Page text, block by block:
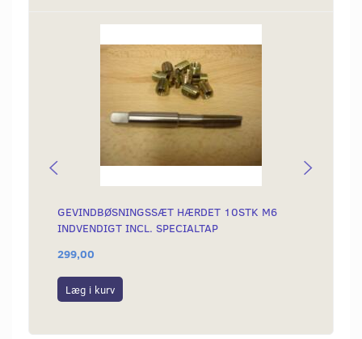
GEVINDBØSNINGSSÆT HÆRDET 10STK M6
INDVENDIGT INCL. SPECIALTAP
299,00
Læg i kurv